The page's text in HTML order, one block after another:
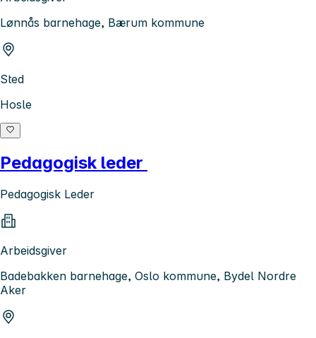
Lønnås barnehage, Bærum kommune
Sted
Hosle
Pedagogisk leder
Pedagogisk Leder
Arbeidsgiver
Badebakken barnehage, Oslo kommune, Bydel Nordre
Aker